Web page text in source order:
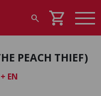
search shopping_cart
PEACH THIEF)
EN